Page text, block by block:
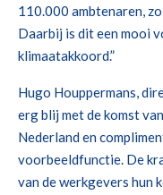
110.000 ambtenaren,
Daarbij is dit een mooi
klimaatakkoord.”
Hugo Houppermans,
erg blij met de komst
Nederland en
voorbeeldfunctie. De
van de werkgevers hun